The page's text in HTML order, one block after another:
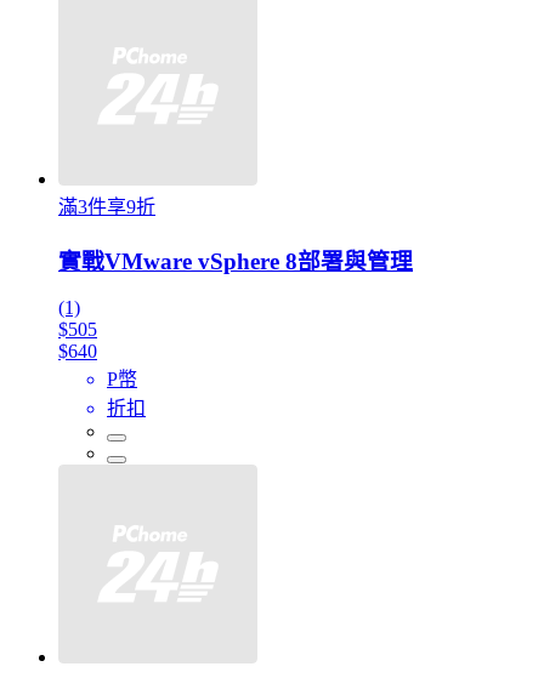
滿3件享9折
實戰VMware vSphere 8部署與管理
(1)
$505
$640
P幣
折扣